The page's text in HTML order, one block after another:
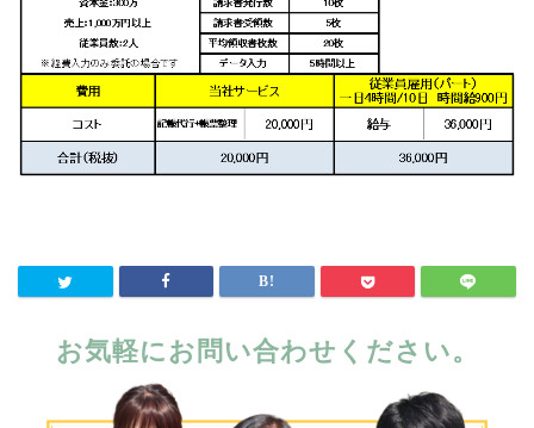
お気軽にお問い合わせください。